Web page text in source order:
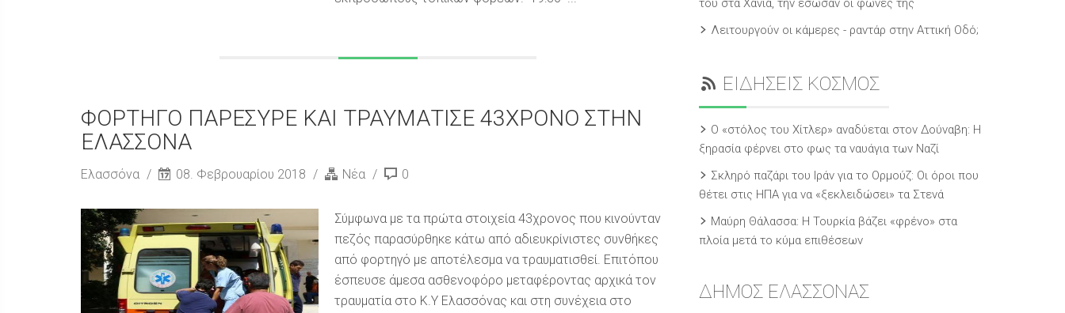
ΦΟΡΤΗΓΟ ΠΑΡΕΣΥΡΕ ΚΑΙ ΤΡΑΥΜΑΤΙΣΕ 43ΧΡΟΝΟ ΣΤΗΝ
ΕΛΑΣΣΟΝΑ
Ελασσόνα 08. Φεβρουαρίου 2018 Νέα 0
Σύμφωνα με τα πρώτα στοιχεία 43χρονος που κινούνταν
πεζός παρασύρθηκε κάτω από αδιευκρίνιστες συνθήκες
από φορτηγό με αποτέλεσμα να τραυματισθεί. Επιτόπου
έσπευσε άμεσα ασθενοφόρο μεταφέροντας αρχικά τον
τραυματία στο Κ.Υ Ελασσόνας και στη συνέχεια στο
του στα Χανιά, την έσωσαν οι φωνές της
Λειτουργούν οι κάμερες - ραντάρ στην Αττική Οδό;
ΕΙΔΗΣΕΙΣ ΚΟΣΜΟΣ
Ο «στόλος του Χίτλερ» αναδύεται στον Δούναβη: Η
ξηρασία φέρνει στο φως τα ναυάγια των Ναζί
Σκληρό παζάρι του Ιράν για το Ορμούζ: Οι όροι που
θέτει στις ΗΠΑ για να «ξεκλειδώσει» τα Στενά
Μαύρη Θάλασσα: Η Τουρκία βάζει «φρένο» στα
πλοία μετά το κύμα επιθέσεων
ΔΗΜΟΣ ΕΛΑΣΣΟΝΑΣ